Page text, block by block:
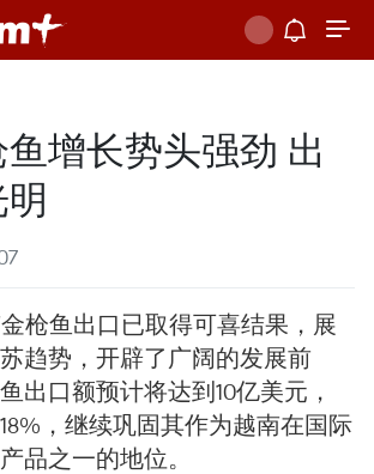
增长势头强劲 出
枪鱼出口已取得可喜结果，展
趋势，开辟了广阔的发展前
出口额预计将达到10亿美元，
，继续巩固其作为越南在国际
品之一的地位。